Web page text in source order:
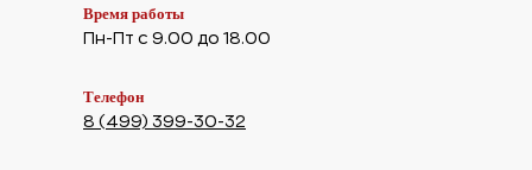
Время работы
Пн-Пт с 9.00 до 18.00
Телефон
8 (499) 399-30-32